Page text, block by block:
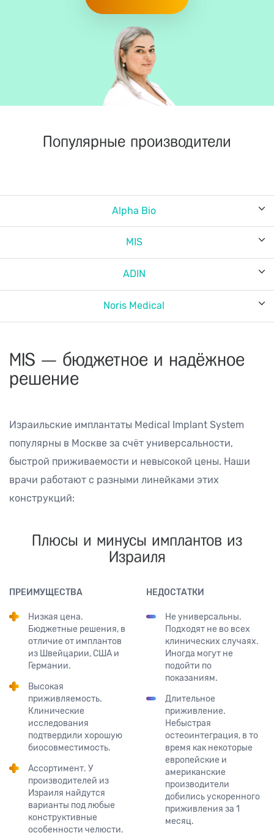
Популярные производители
Alpha Bio
MIS
ADIN
Noris Medical
MIS — бюджетное и надёжное
решение
Израильские имплантаты Medical Implant System
популярны в Москве за счёт универсальности,
быстрой приживаемости и невысокой цены. Наши
врачи работают с разными линейками этих
конструкций:
Плюсы и минусы имплантов из
Израиля
ПРЕИМУЩЕСТВА
Низкая цена.
Бюджетные решения, в
отличие от имплантов
из Швейцарии, США и
Германии.
Высокая
приживляемость.
Клинические
исследования
подтвердили хорошую
биосовместимость.
Ассортимент. У
производителей из
Израиля найдутся
варианты под любые
конструктивные
особенности челюсти.
НЕДОСТАТКИ
Не универсальны.
Подходят не во всех
клинических случаях.
Иногда могут не
подойти по
показаниям.
Длительное
приживление.
Небыстрая
остеоинтеграция, в то
время как некоторые
европейские и
американские
производители
добились ускоренного
приживления за 1
месяц.